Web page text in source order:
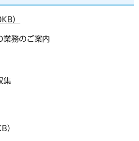
）
務のご案内
集
）